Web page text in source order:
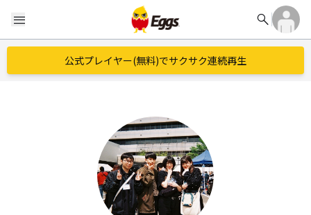
menu search
公式プレイヤー(無料)でサクサク連続再生